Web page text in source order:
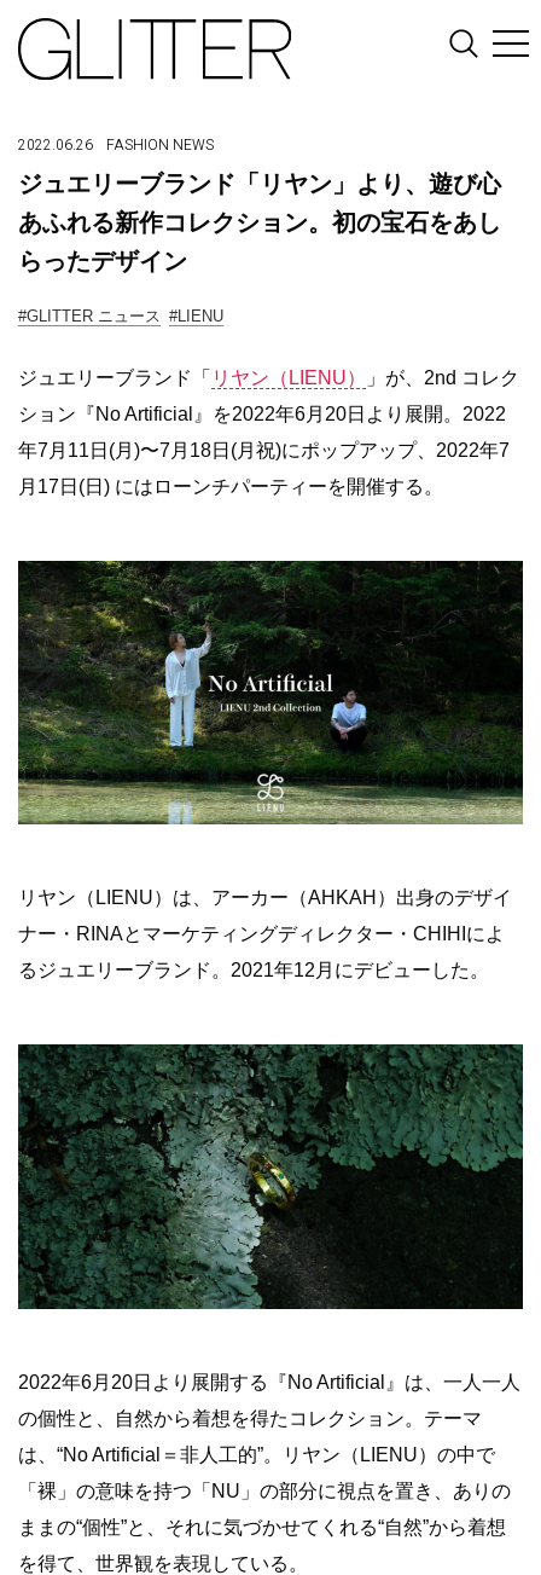
2022.06.26 FASHION NEWS
ジュエリーブランド「リヤン」より、遊び心
あふれる新作コレクション。初の宝石をあし
らったデザイン
#GLITTER ニュース #LIENU
ジュエリーブランド「 リヤン（ LIENU） 」が、 2nd コレク
ション『No Artificial 』を2022年6月20日より展開。2022
年7月11日(月)〜7月18日(月祝)にポップアップ、2022年7
月17日(日) にはローンチパーティーを開催する。
リヤン（LIENU）は、アーカー（AHKAH）出身のデザイ
ナー・RINAとマーケティングディレクター・CHIHIによ
るジュエリーブランド。2021年12月にデビューした。
2022年6月20日より展開する『No Artificial』は、 一人一人
の個性と、自然から着想を得たコレクション。 テーマ
は、 “No Artificial ＝非人工的”。リヤン（LIENU） の中で
「裸」の意味を持つ「 NU 」の部分に視点を置き、ありの
ままの“個性”と、それに気づかせてくれる“自然”から着想
を得て、世界観を表現している。